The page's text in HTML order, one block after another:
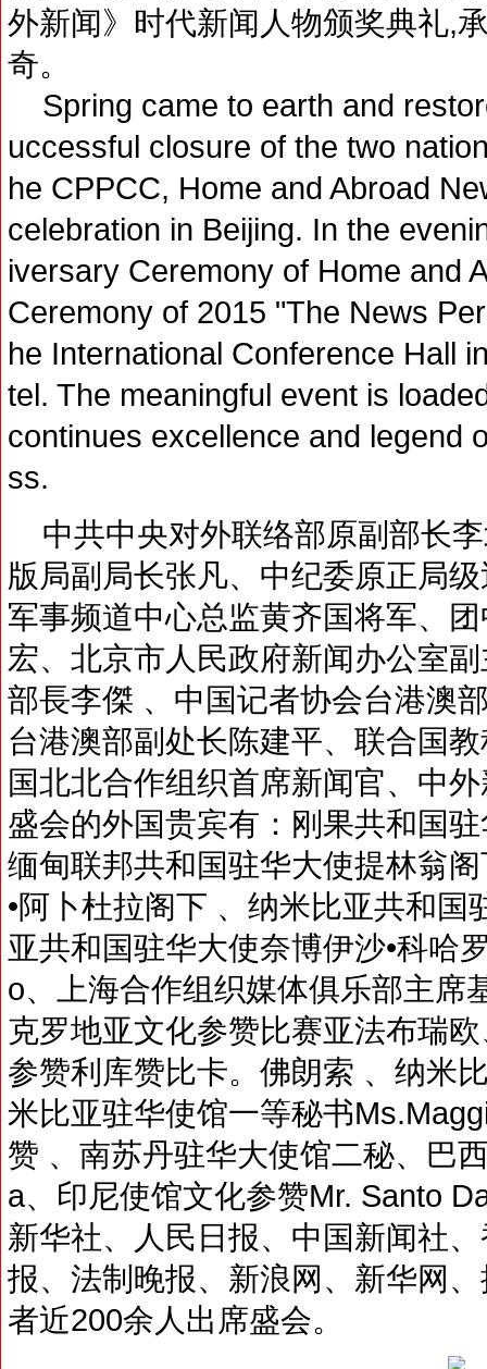
外新闻》时代新闻人物颁奖典礼,
奇。
Spring came to earth and
uccessful closure of the two
he CPPCC, Home and Abroad
celebration in Beijing. In the
iversary Ceremony of Home and
Ceremony of 2015 "The News
he International Conference Hall
tel. The meaningful event is
continues excellence and legend
ss.
中共中央对外联络部原副部长
版局副局长张凡、中纪委原正局
军事频道中心总监黄齐国将军、
宏、北京市人民政府新闻办公室
部長李傑 、中国记者协会台港澳
台港澳部副处长陈建平、联合国
国北北合作组织首席新闻官、中
盛会的外国贵宾有：刚果共和国
缅甸联邦共和国驻华大使提林翁
•阿卜杜拉阁下 、纳米比亚共和
亚共和国驻华大使奈博伊沙•科哈
o、上海合作组织媒体俱乐部主席
克罗地亚文化参赞比赛亚法布瑞
参赞利库赞比卡。佛朗索 、纳米
米比亚驻华使馆一等秘书
赞 、南苏丹驻华大使馆二秘、巴
a、印尼使馆文化参赞Mr. Santo
新华社、人民日报、中国新闻社
报、法制晚报、新浪网、新华网
者近200余人出席盛会。